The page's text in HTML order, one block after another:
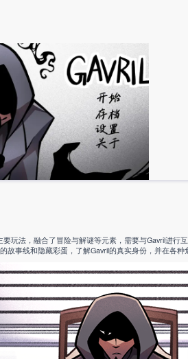
玩法，融合了冒险与解谜等元素，需要与Gavril进
事线和隐藏彩蛋，了解Gavril的真实身份，并在各种